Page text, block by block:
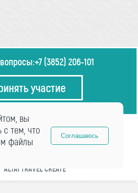
+7 (3852) 206-101
участие
ПРОГРАММА
НОВОСТИ
ALTAI TRAVEL CREATE
вы
с тем, что
файлы
Соглашаюсь